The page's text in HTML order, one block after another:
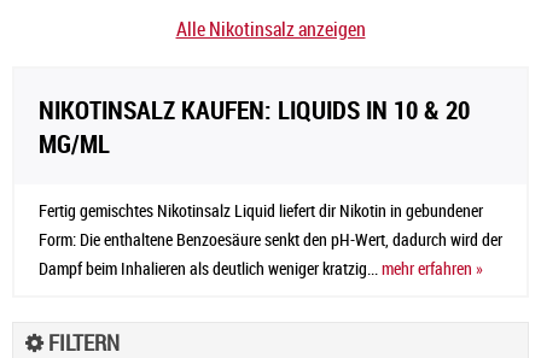
Alle Nikotinsalz anzeigen
NIKOTINSALZ KAUFEN: LIQUIDS IN 10 & 20
MG/ML
Fertig gemischtes Nikotinsalz Liquid liefert dir Nikotin in gebundener
Form: Die enthaltene Benzoesäure senkt den pH-Wert, dadurch wird der
Dampf beim Inhalieren als deutlich weniger kratzig... mehr erfahren »
FILTERN